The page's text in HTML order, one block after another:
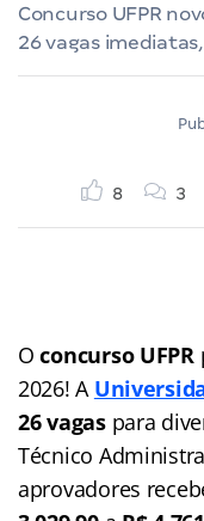
Concurso UFPR
26 vagas
8 3
Oconcurso UFPR
2026! A
26 vagaspara
Técnico
aprovadores